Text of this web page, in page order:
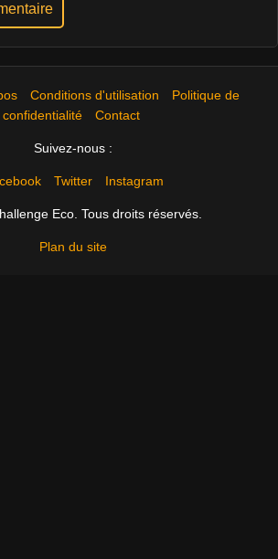
Conditions d'utilisation
Politique de
confidentialité
Contact
Suivez-nous :
Twitter Instagram
Eco. Tous droits réservés.
Plan du site